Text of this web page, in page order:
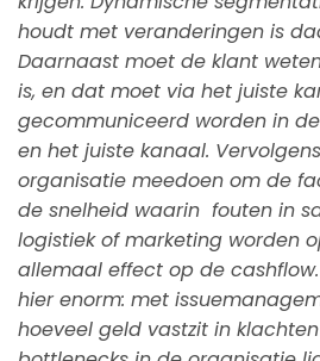
houdt met veranderingen is
Daarnaast moet de klant
is, en dat moet via het juiste
gecommuniceerd worden in
en het juiste kanaal.
organisatie meedoen om de
de snelheid waarin fouten in
logistiek of marketing worden
allemaal effect op de
hier enorm: met
hoeveel geld vastzit in